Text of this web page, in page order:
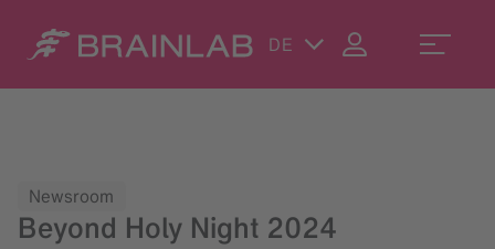
DE
Newsroom
Beyond Holy Night 2024